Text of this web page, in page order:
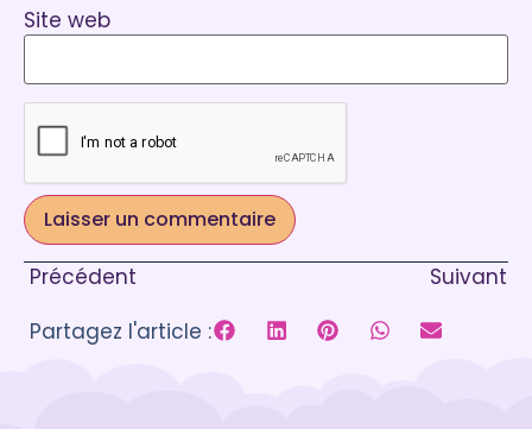
Site web
Précédent
Suivant
Partagez l'article :